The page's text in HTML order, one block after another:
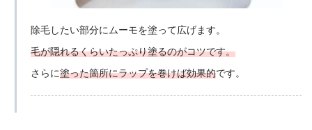
除毛したい部分にムーモを塗って広げます。
毛が隠れるくらいたっぷり塗るのがコツです。
さらに塗った箇所にラップを巻けば効果的です。